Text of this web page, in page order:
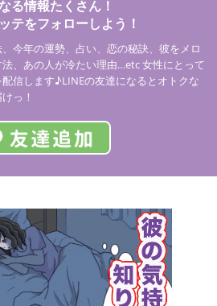
る情報たくさん！
テをフォローしよう！
今年の運勢、占い、恋の秘訣、彼をメロ
法、あの人が冷たい理由…etc 女性にとって
信します♪LINEの友達になるとオトクな
っ！